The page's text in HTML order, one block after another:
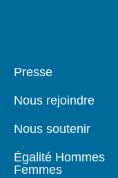
Pied
Presse
Nous rejoindre
Nous soutenir
Égalité Hommes
Femmes